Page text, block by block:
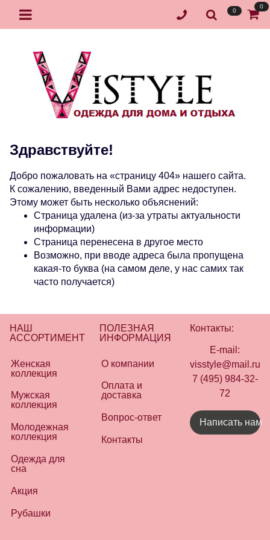
0
0
Здравствуйте!
Добро пожаловать на «страницу 404» нашего сайта.
К сожалению, введенный Вами адрес недоступен.
Этому может быть несколько объяснений:
Страница удалена (из-за утраты актуальности
информации)
Страница перенесена в другое место
Возможно, при вводе адреса была пропущена
какая-то буква (на самом деле, у нас самих так
часто получается)
НАШ
АССОРТИМЕНТ
Женская
коллекция
Мужская
коллекция
Молодежная
коллекция
Одежда для
сна
Акция
Рубашки
ПОЛЕЗНАЯ
ИНФОРМАЦИЯ
О компании
Оплата и
доставка
Вопрос-ответ
Контакты
Контакты:
E-mail:
visstyle@mail.ru
7 (495) 984-32-
72
Написать нам